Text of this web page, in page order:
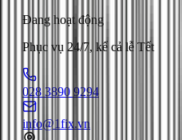
Đang hoạt động
Phục vụ 24/7, kể cả lễ Tết
028 3890 9294
info@1fix.vn